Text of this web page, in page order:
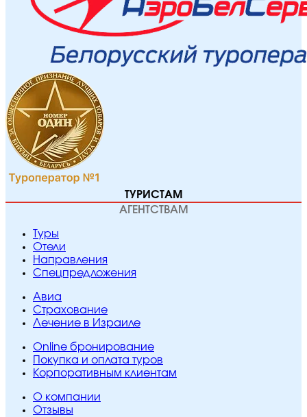
ТУРИСТАМ
АГЕНТСТВАМ
Туры
Отели
Направления
Спецпредложения
Авиа
Страхование
Лечение в Израиле
Online бронирование
Покупка и оплата туров
Корпоративным клиентам
O компании
Отзывы